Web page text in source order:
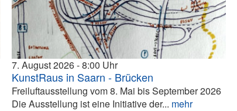
7. August 2026 8:00
KunstRaus in Saarn - Brücken
Freiluftausstellung vom 8. Mai bis September 2026
Die Ausstellung ist eine Initiative der... mehr